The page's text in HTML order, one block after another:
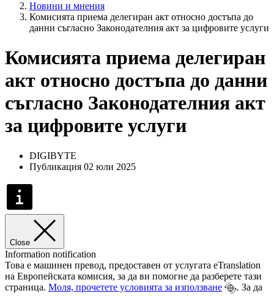
Новини и мнения
Комисията приема делегиран акт относно достъпа до
данни съгласно Законодателния акт за цифровите услуги
Комисията приема делегиран
акт относно достъпа до данни
съгласно Законодателния акт
за цифровите услуги
DIGIBYTE
Публикация 02 юли 2025
Close
Information notification
Това е машинен превод, предоставен от услугата eTranslation
на Европейската комисия, за да ви помогне да разберете тази
страница. Моля, прочетете условията за използване
. За да